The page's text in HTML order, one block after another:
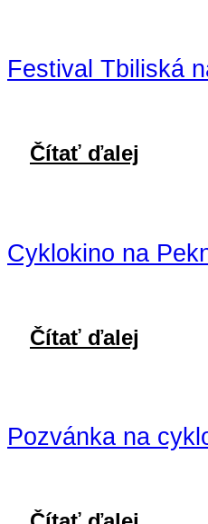
Festival Tbiliská
Čítať ďalej
Cyklokino na
Čítať ďalej
Pozvánka na